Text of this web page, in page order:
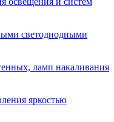
светодиодными
ламп накаливания
яркостью